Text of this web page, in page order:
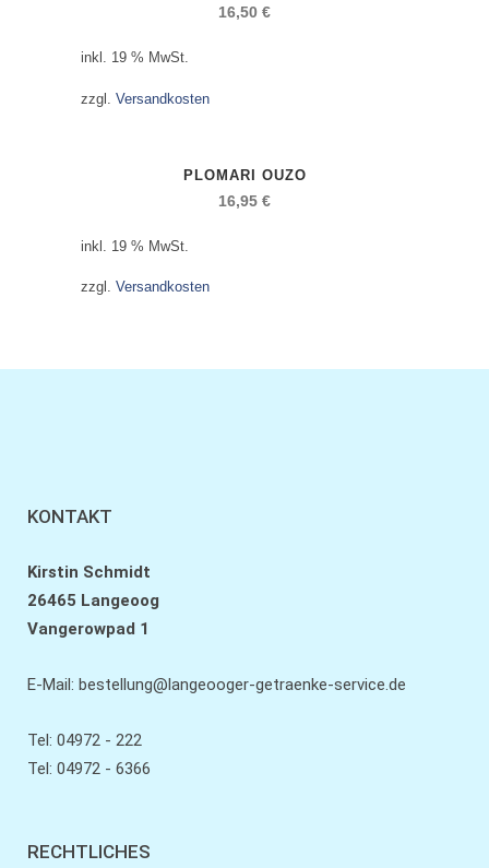
16,50 €
inkl. 19 % MwSt.
zzgl. Versandkosten
PLOMARI OUZO
16,95 €
inkl. 19 % MwSt.
zzgl. Versandkosten
KONTAKT
Kirstin Schmidt
26465 Langeoog
Vangerowpad 1
E-Mail: bestellung@langeooger-getraenke-service.de
Tel: 04972 - 222
Tel: 04972 - 6366
RECHTLICHES